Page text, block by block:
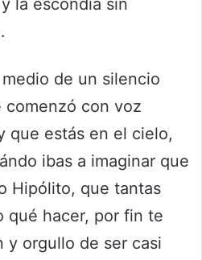
la escondía sin
de un silencio
con voz
que estás en el cielo,
ibas a imaginar que
Hipólito, que tantas
qué hacer, por fin te
y orgullo de ser casi